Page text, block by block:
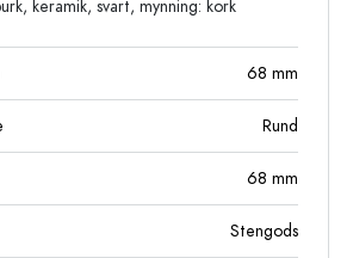
keramik, svart, mynning: kork
68 mm
Rund
68 mm
Stengods